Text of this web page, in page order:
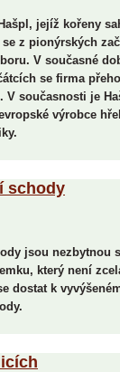
jejíž kořeny
z pionýrských
V současné
se firma
současnosti je
výrobce
schody
jsou nezbytnou
který není
dostat k